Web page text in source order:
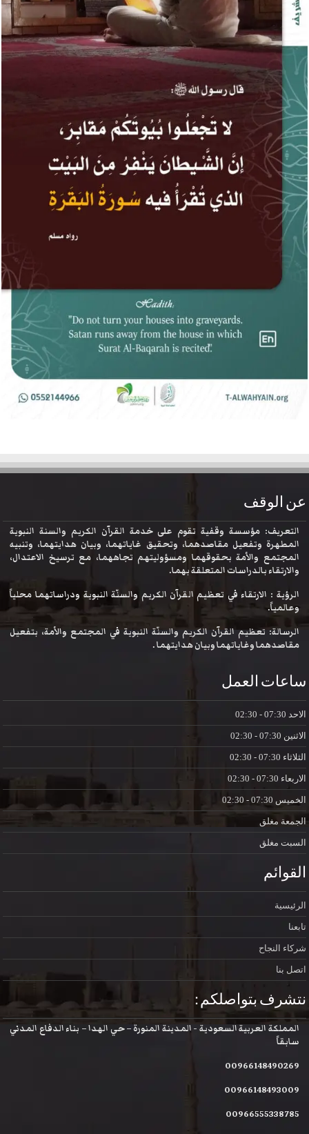
عن الوقف
التعريف: مؤسسة وقفية تقوم على خدمة القرآن الكريم والسنة النبوية
المطهرة وتفعيل مقاصدهما، وتحقيق غاياتهما، وبيان هدايتهما، وتنبيه
المجتمع والأمة بحقوقهما ومسؤوليتهم تجاههما، مع ترسيخ الاعتدال،
والارتقاء بالدراسات المتعلقة بهما.
الرؤية : الارتقاء في تعظيم القرآن الكريم والسنّة النبوية ودراساتهما محلياً
وعالمياً.
الرسالة: تعظيم القرآن الكريم والسنّة النبوية في المجتمع والأمة، بتفعيل
مقاصدهما وغاياتهما وبيان هدايتهما .
ساعات العمل
الاحد
الاثنين
الثلاثاء
الاربعاء
الخميس
الجمعة مغلق
السبت مغلق
القوائم
الرئيسية
تابعنا
شركاء النجاح
اتصل بنا
نتشرف بتواصلكم :
المملكة العربية السعودية - المدينة المنورة – حي الهدا – بناء الدفاع المدني
سابقاً
00966148490269
00966148493009
00966555338785